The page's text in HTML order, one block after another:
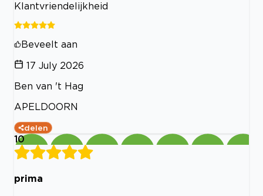
Klantvriendelijkheid
Beveelt aan
17 July 2026
Ben van 't Hag
APELDOORN
delen
10
prima